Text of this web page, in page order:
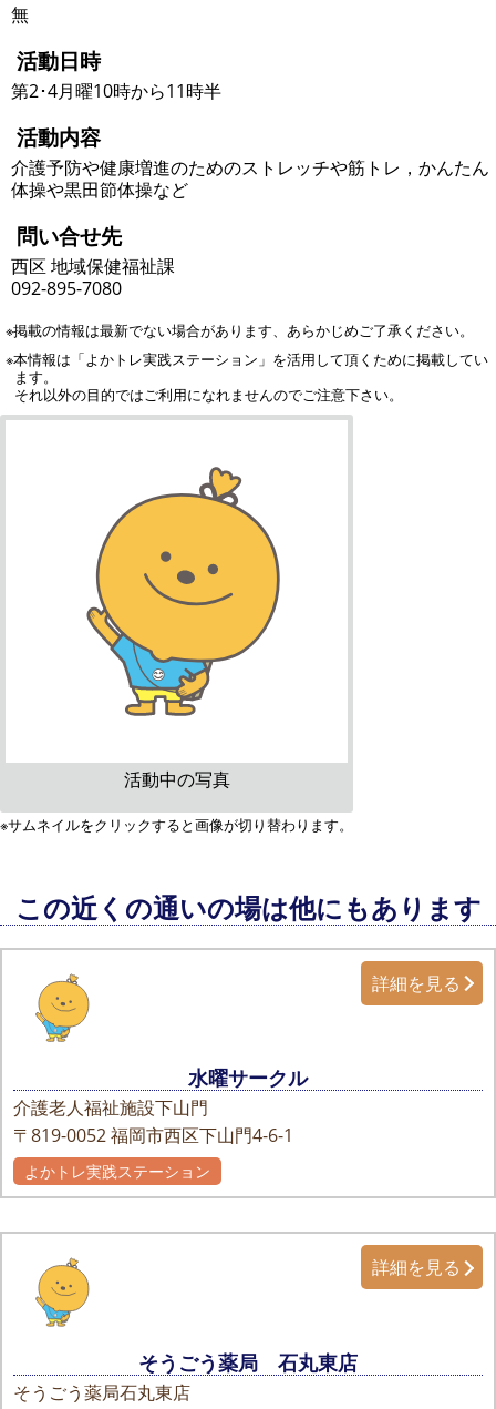
無
活動日時
第2･4月曜10時から11時半
活動内容
介護予防や健康増進のためのストレッチや筋トレ，かんたん
体操や黒田節体操など
問い合せ先
西区 地域保健福祉課
092-895-7080
※掲載の情報は最新でない場合があります、あらかじめご了承ください。
※本情報は「よかトレ実践ステーション」を活用して頂くために掲載してい
ます。
それ以外の目的ではご利用になれませんのでご注意下さい。
活動中の写真
※サムネイルをクリックすると画像が切り替わります。
この近くの通いの場は他にもあります
水曜サークル
介護老人福祉施設下山門
〒819-0052福岡市西区下山門4-6-1
詳細を見る
よかトレ実践ステーション
そうごう薬局 石丸東店
そうごう薬局石丸東店
詳細を見る